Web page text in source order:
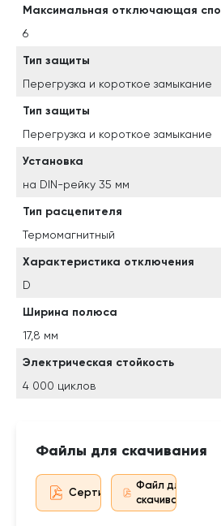
Максимальная отключающая
6
Тип защиты
Перегрузка и короткое замыкание
Тип защиты
Перегрузка и короткое замыкание
Установка
на DIN-рейку 35 мм
Тип расцепителя
Термомагнитный
Характеристика отключения
D
Ширина полюса
17,8 мм
Электрическая стойкость
4 000 циклов
Файлы для скачивания
Сертификат дистрибьютора
Файл для
скачивания